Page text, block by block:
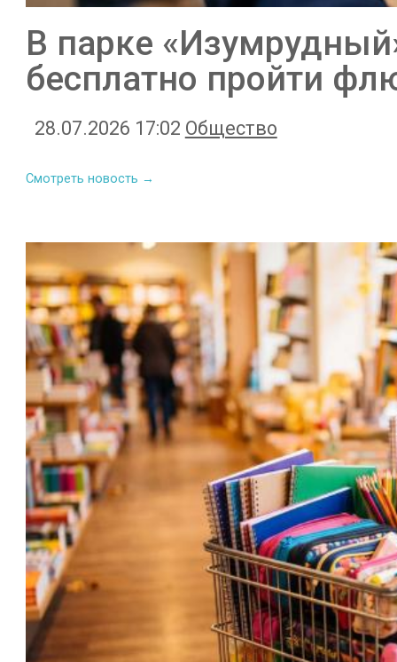
В парке
бесплатно пройти
28.07.2026 17:02 Общество
Смотреть новость →